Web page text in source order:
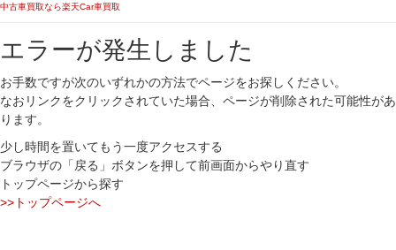
中古車買取なら楽天Car車買取
エラーが発生しました
お手数ですが次のいずれかの方法でページをお探しください。
なおリンクをクリックされていた場合、ページが削除された可能性があ
ります。
少し時間を置いてもう一度アクセスする
ブラウザの「戻る」ボタンを押して前画面からやり直す
トップページから探す
>>トップページへ